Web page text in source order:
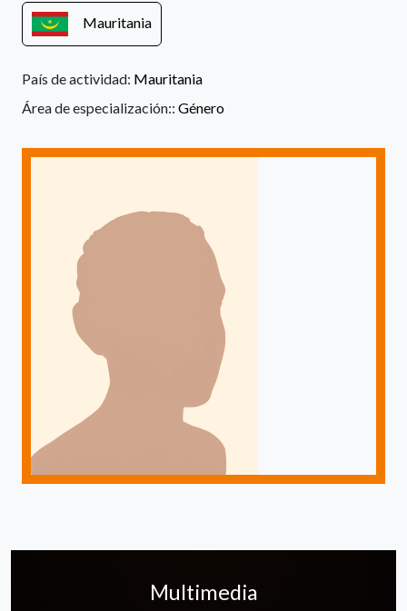
Mauritania
País de actividad: Mauritania
Área de especialización:: Género
Multimedia